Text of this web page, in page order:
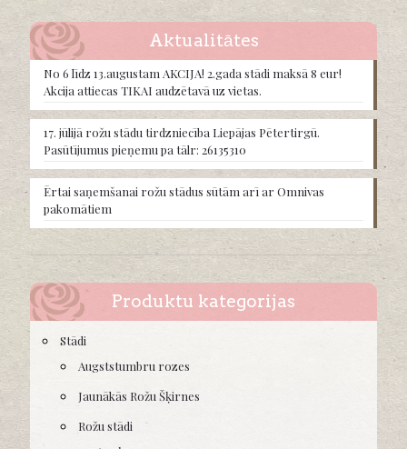
options
may
chosen
on
product
page
Aktualitātes
No 6 līdz 13.augustam AKCIJA! 2.gada stādi maksā 8 eur!
Akcija attiecas TIKAI audzētavā uz vietas.
17. jūlijā rožu stādu tirdzniecība Liepājas Pētertirgū.
Pasūtījumus pieņemu pa tālr: 26135310
Ērtai saņemšanai rožu stādus sūtām arī ar Omnivas
pakomātiem
Produktu kategorijas
Stādi
Augststumbru rozes
Jaunākās Rožu Šķirnes
Rožu stādi